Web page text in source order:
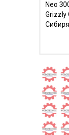
Neo
Grizzly